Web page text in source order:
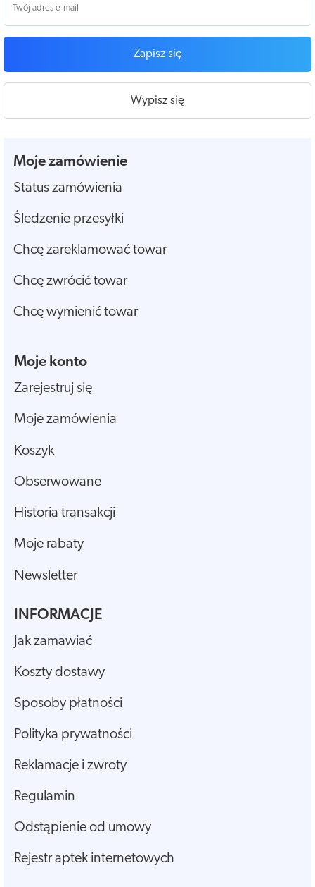
Zapisz się
Wypisz się
Moje zamówienie
Status zamówienia
Śledzenie przesyłki
Chcę zareklamować towar
Chcę zwrócić towar
Chcę wymienić towar
Moje konto
Zarejestruj się
Moje zamówienia
Koszyk
Obserwowane
Historia transakcji
Moje rabaty
Newsletter
INFORMACJE
Jak zamawiać
Koszty dostawy
Sposoby płatności
Polityka prywatności
Reklamacje i zwroty
Regulamin
Odstąpienie od umowy
Rejestr aptek internetowych